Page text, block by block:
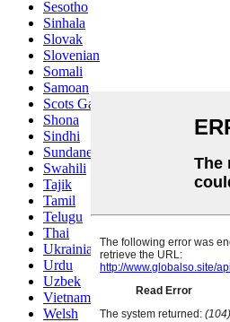
Sesotho
Sinhala
Slovak
Slovenian
Somali
Samoan
Scots Gaelic
Shona
Sindhi
Sundanese
Swahili
Tajik
Tamil
Telugu
Thai
Ukrainian
Urdu
Uzbek
Vietnamese
Welsh